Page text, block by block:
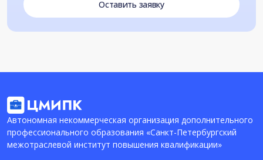
Оставить заявку
Автономная некоммерческая организация дополнительного
профессионального образования «Санкт-Петербургский
межотраслевой институт повышения квалификации»